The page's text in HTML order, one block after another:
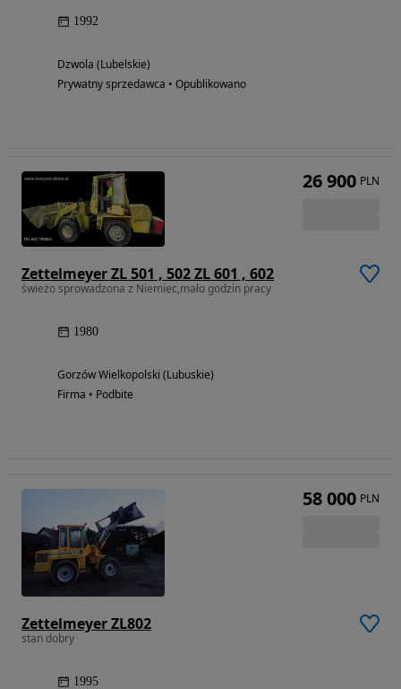
1992
Dzwola (Lubelskie)
Prywatny sprzedawca • Opublikowano
Zettelmeyer ZL 501 , 502 ZL 601 , 602
świeżo sprowadzona z Niemiec,mało godzin pracy
1980
Gorzów Wielkopolski (Lubuskie)
Firma • Podbite
26 900 PLN
Zettelmeyer ZL802
stan dobry
1995
58 000 PLN